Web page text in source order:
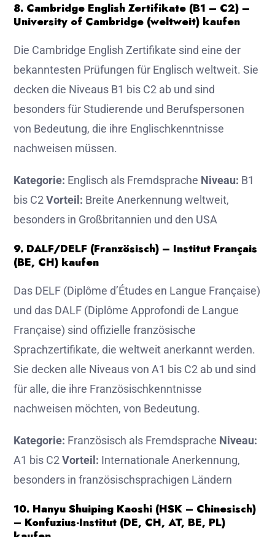
8. Cambridge English Zertifikate (B1 – C2) –
University of Cambridge (weltweit) kaufen
Die Cambridge English Zertifikate sind eine der
bekanntesten Prüfungen für Englisch weltweit. Sie
decken die Niveaus B1 bis C2 ab und sind
besonders für Studierende und Berufspersonen
von Bedeutung, die ihre Englischkenntnisse
nachweisen müssen.
Kategorie: Englisch als Fremdsprache Niveau: B1
bis C2Vorteil: Breite Anerkennung weltweit,
besonders in Großbritannien und den USA
9. DALF/DELF (Französisch) – Institut Français
(BE, CH) kaufen
Das DELF (Diplôme d’Études en Langue Française)
und das DALF (Diplôme Approfondi de Langue
Française) sind offizielle französische
Sprachzertifikate, die weltweit anerkannt werden.
Sie decken alle Niveaus von A1 bis C2 ab und sind
für alle, die ihre Französischkenntnisse
nachweisen möchten, von Bedeutung.
Kategorie: Französisch als Fremdsprache Niveau:
A1 bis C2Vorteil: Internationale Anerkennung,
besonders in französischsprachigen Ländern
10. Hanyu Shuiping Kaoshi (HSK – Chinesisch)
– Konfuzius-Institut (DE, CH, AT, BE, PL)